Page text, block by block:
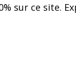
sur ce site.